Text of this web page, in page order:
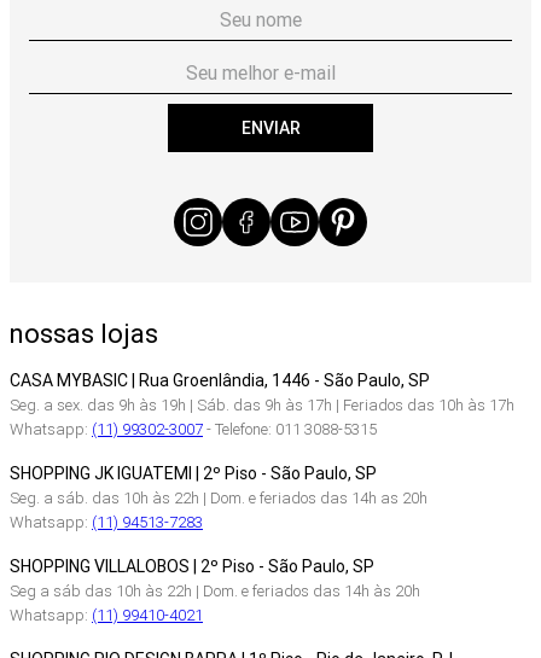
ENVIAR
nossas lojas
CASA MYBASIC | Rua Groenlândia, 1446 - São Paulo, SP
Seg. a sex. das 9h às 19h | Sáb. das 9h às 17h | Feriados das 10h às 17h
Whatsapp: (11) 99302-3007- Telefone: 011 3088-5315
SHOPPING JK IGUATEMI | 2º Piso - São Paulo, SP
Seg. a sáb. das 10h às 22h | Dom. e feriados das 14h as 20h
Whatsapp: (11) 94513-7283
SHOPPING VILLALOBOS | 2º Piso - São Paulo, SP
Seg a sáb das 10h às 22h | Dom. e feriados das 14h às 20h
Whatsapp: (11) 99410-4021